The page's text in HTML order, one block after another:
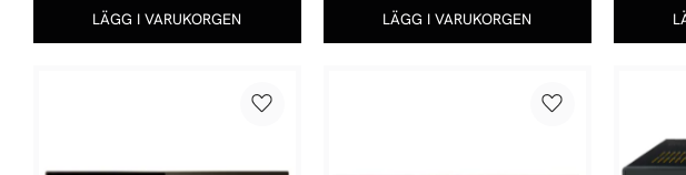
Lägg till i favoriter Lägg till i favoriter